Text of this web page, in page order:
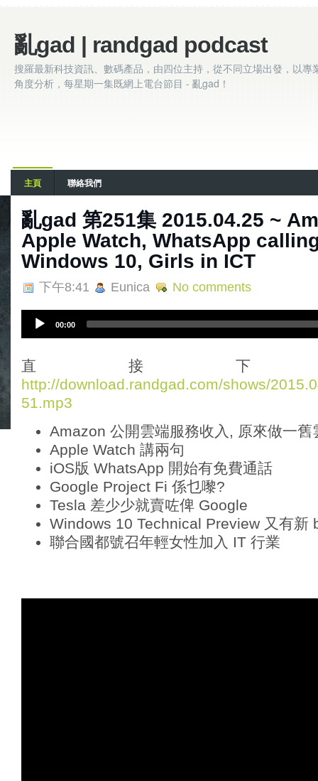
亂gad | randgad podcast
搜羅最新科技資訊、數碼產品，由四位主持，從不同立場出發，以專
角度分析，每星期一集既網上電台節目 - 亂gad！
主頁 聯絡我們
亂gad 第251集 2015.04.25 ~
Apple Watch, WhatsApp
Windows 10, Girls in ICT
下午8:41 Eunica No comments
i
o
P
l
00:00
直接
http://download.randgad.com/shows/
51.mp3
Amazon 公開雲端服務收入, 原來做一舊
Apple Watch 講兩句
iOS版 WhatsApp 開始有免費通話
Google Project Fi 係乜嚟?
Tesla 差少少就賣咗俾 Google
Windows 10 Technical Preview 又有新
聯合國都號召年輕女性加入 IT 行業